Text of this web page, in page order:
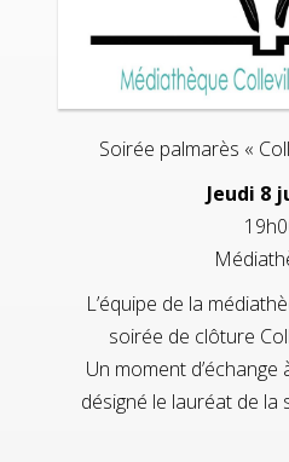
Soirée palmarès «
Jeudi 8
L’équipe de la
soirée de clôture
Un moment d’échange
désigné le lauréat de la